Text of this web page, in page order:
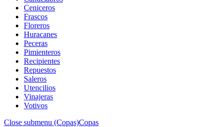
Ceniceros
Frascos
Floreros
Huracanes
Peceras
Pimienteros
Recipientes
Repuestos
Saleros
Utencilios
Vinajeras
Votivos
Close submenu (Copas)Copas